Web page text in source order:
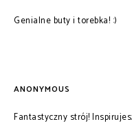
Genialne buty i torebka! :)
ANONYMOUS
Fantastyczny strój!